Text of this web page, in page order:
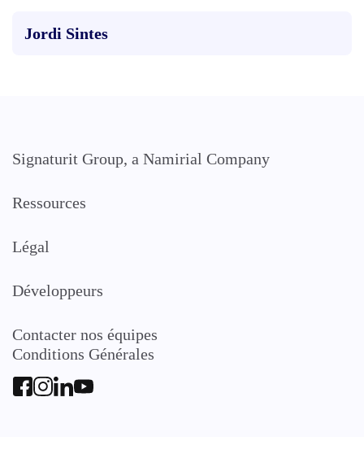
Jordi Sintes
Signaturit Group, a Namirial Company
Ressources
Légal
Développeurs
Contacter nos équipes
Conditions Générales